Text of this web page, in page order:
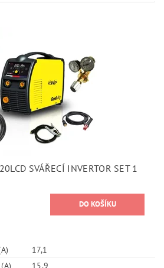
SVÁŘECÍ INVERTOR SET 1
17,1
15,9